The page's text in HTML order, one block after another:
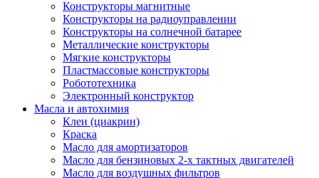
Конструкторы магнитные
Конструкторы на радиоуправлении
Конструкторы на солнечной батарее
Металлические конструкторы
Мягкие конструкторы
Пластмассовые конструкторы
Робототехника
Электронный конструктор
Масла и автохимия
Клеи (циакрин)
Краска
Масло для амортизаторов
Масло для бензиновых 2-х тактных двигателей
Масло для воздушных фильтров